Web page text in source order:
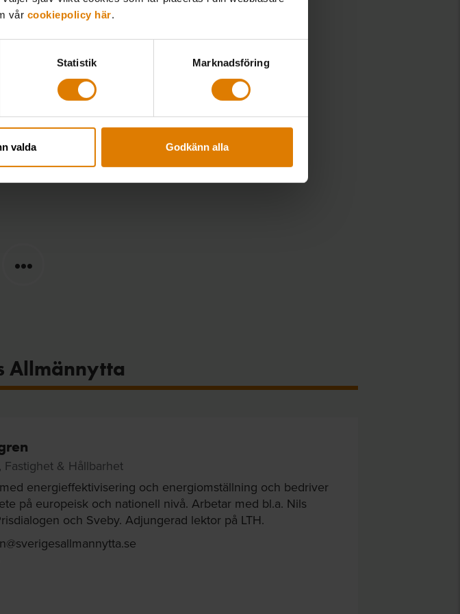
vår cookiepolicy här.
Statistik Marknadsföring
valda Godkänn alla
om förstärkt kundskydd på
Allmännytta
Fastighet & Hållbarhet
energi­effektivisering och energi­omställning och bedriver
på europeisk och nationell nivå. Arbetar med bl.a. Nils
och Sveby. Adjungerad lektor på LTH.